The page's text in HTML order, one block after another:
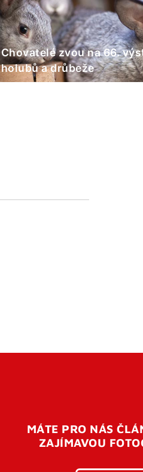
Chovatelé zvou na 66.
holubů a drůbeže
MÁTE PRO NÁS
ZAJÍMAVOU